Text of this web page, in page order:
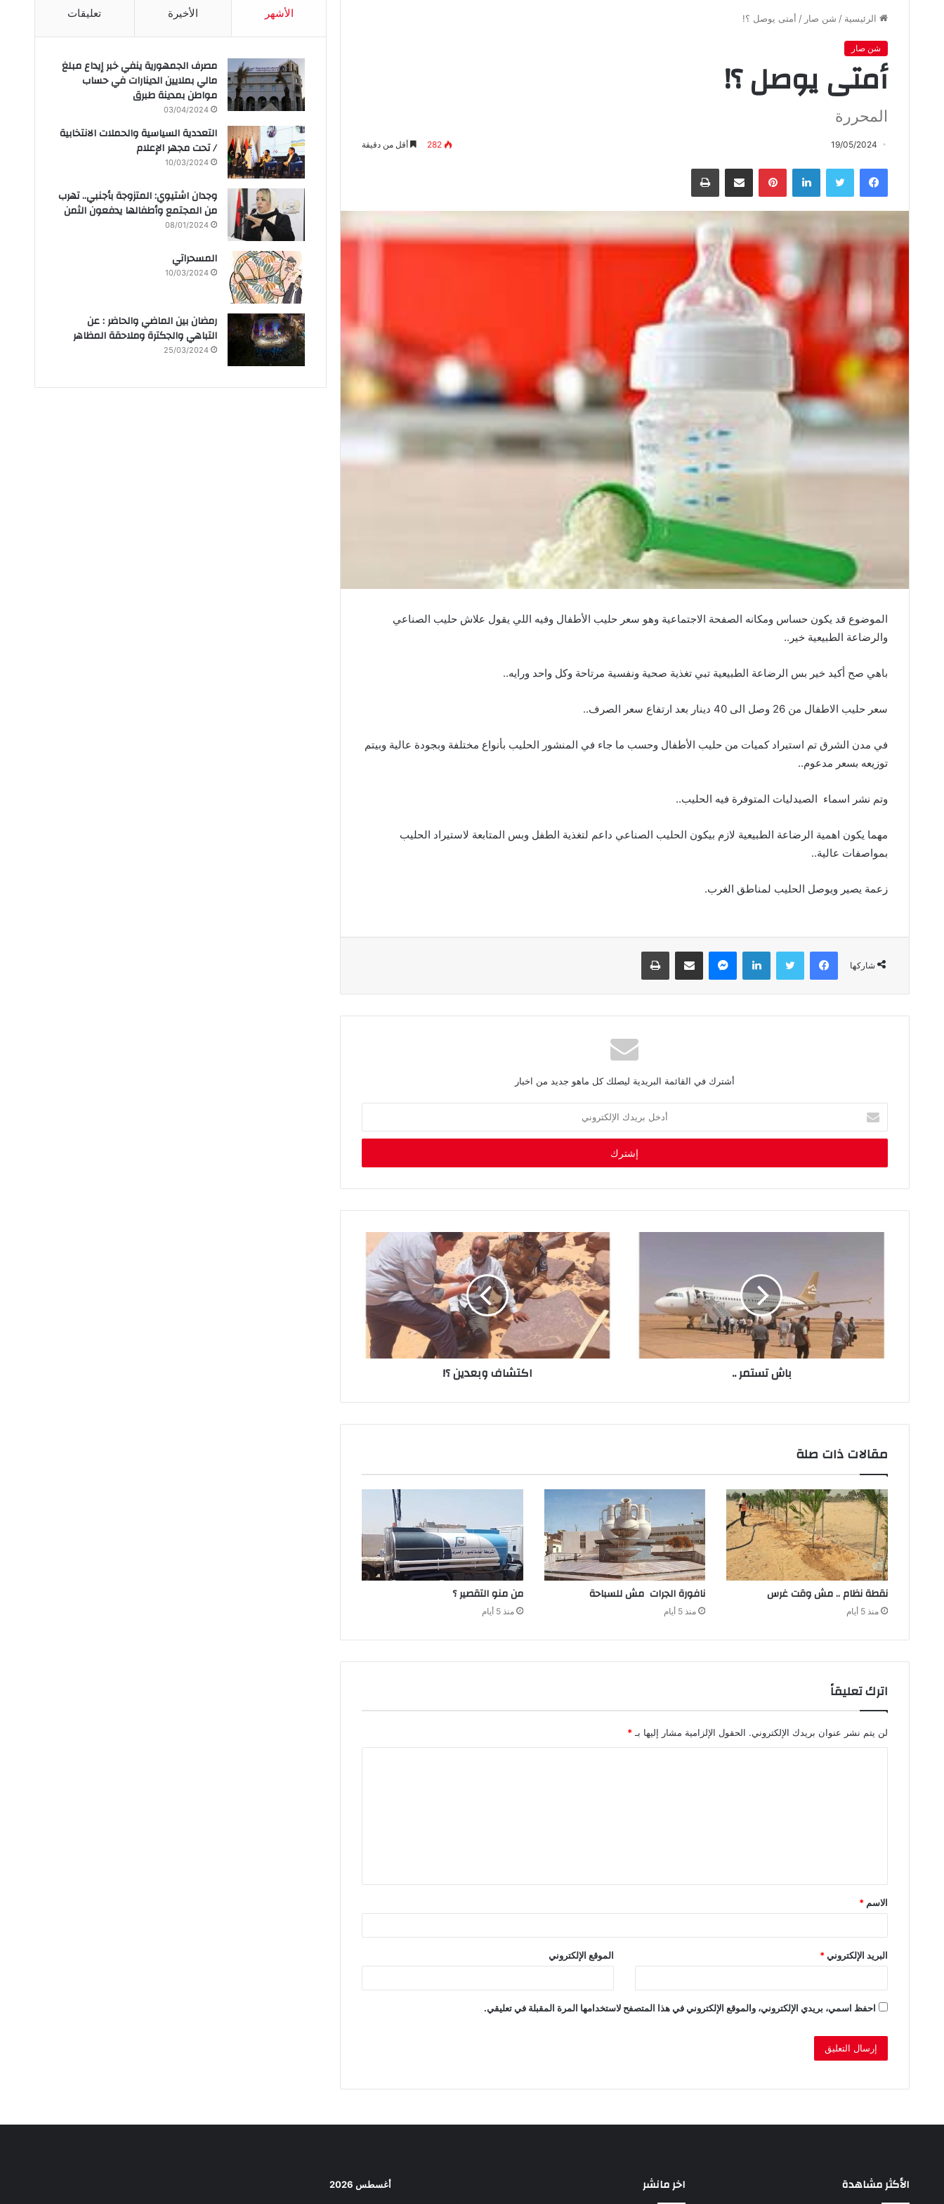
الرئيسية / شن صار / أمتى يوصل ؟!
شن صار
أمتى يوصل ؟!
المحررة
19/05/2024
282 أقل من دقيقة
فيسبوك تويتر لينكدإن بينتيريست مشاركة عبر البريد طباعة
‬والرضاعة‭ ‬الطبيعية‭ ‬خير‭ ..‬
باهي‭ ‬صح‭ ‬أكيد‭ ‬خير‭ ‬بس‭ ‬الرضاعة‭ ‬الطبيعية‭ ‬تبي‭ ‬تغذية‭ ‬صحية‭ ‬ونفسية‭ ‬مرتاحة‭ ‬وكل‭ ‬واحد‭ ‬ورايه‭ ..‬
سعر‭ ‬حليب‭ ‬الاطفال‭ ‬من‭ ‬26‭ ‬وصل‭ ‬الى‭ ‬40‭ ‬دينار‭ ‬بعد‭ ‬ارتفاع‭ ‬سعر‭ ‬الصرف‭ ..‬
‬توزيعه‭ ‬بسعر‭ ‬مدعوم‭ ..‬
وتم‭ ‬نشر‭ ‬اسماء‭ ‬الصيدليات‭ ‬المتوفرة‭ ‬فيه‭ ‬الحليب‭ ..‬
‬بمواصفات‭ ‬عالية‭..‬
زعمة‭ ‬يصير‭ ‬ويوصل‭ ‬الحليب‭ ‬لمناطق‭ ‬الغرب‭ .‬
شاركها
فيسبوك تويتر لينكدإن ماسنجر مشاركة عبر البريد طباعة
أشترك في القائمة البريدية ليصلك كل ماهو جديد من اخبار
خ
ب
د
باش تستمر .. اكتشاف وبعدين ؟!
مقالات ذات صلة
نقطة‭ ‬نظام‭ .. ‬مش‭ ‬وقت‭ ‬غرس
منذ 5 أيام
نافورة‭ ‬الجرات‭ ‬مش‭ ‬للسباحة‭ ‬
منذ 5 أيام
من‭ ‬منو‭ ‬التقصير‭ ‬؟
منذ 5 أيام
اترك تعليقاً
لن يتم نشر عنوان بريدك الإلكتروني. الحقول الإلزامية مشار إليها بـ *
ق
*
الاسم *
البريد الإلكتروني* الموقع الإلكتروني
احفظ اسمي، بريدي الإلكتروني، والموقع الإلكتروني في هذا المتصفح لاستخدامها المرة المقبلة في تعليقي.
الأشهر الأخيرة تعليقات
مصرف الجمهورية ينفي خبر إيداع مبلغ
مالي بملايين الدينارات في حساب
مواطن بمدينة طبرق
03/04/2024
التعددية السياسية والحملات الانتخابية
/ تحت مجهر الإعلام
10/03/2024
وجدان اشتيوي: المتزوجة بأجنبي.. تهرب
من المجتمع وأطفالها يدفعون الثمن
08/01/2024
المسحراتي
10/03/2024
رمضان بين الماضي والحاضر : عن
التباهي والجكترة وملاحقة المظاهر
25/03/2024
الأكثر مشاهدة اخر مانشر أغسطس 2026